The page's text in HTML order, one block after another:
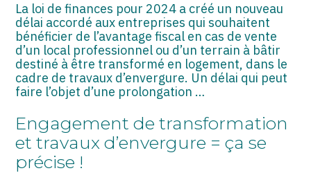
EXPATRIÉ NON RÉSIDANT
IMPATRIÉ / EXPATRIÉ
ASSOCIATIONS
SECTEUR AUDIOVISUEL
La loi de finances pour 2024 a créé un nouveau
délai accordé aux entreprises qui souhaitent
bénéficier de l’avantage fiscal en cas de vente
d’un local professionnel ou d’un terrain à bâtir
destiné à être transformé en logement, dans le
cadre de travaux d’envergure. Un délai qui peut
faire l’objet d’une prolongation …
Engagement de transformation
et travaux d’envergure = ça se
précise !